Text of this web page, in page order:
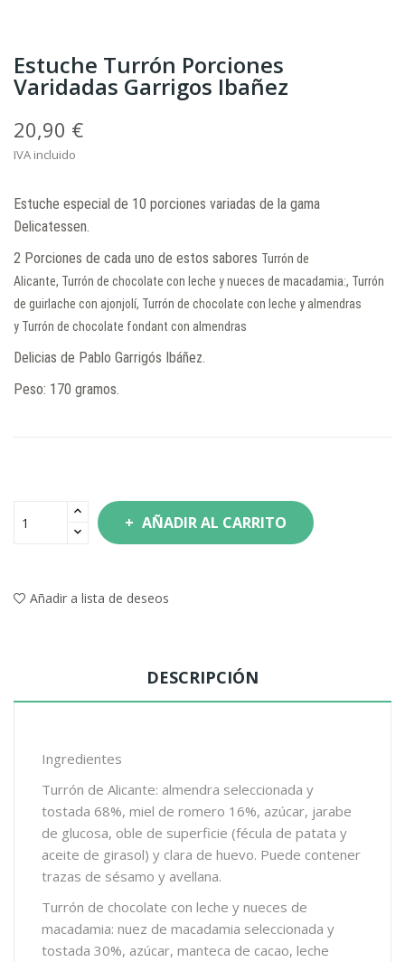
Estuche Turrón Porciones
Varidadas Garrigos Ibañez
20,90 €
IVA incluido
Estuche especial de 10 porciones variadas de la gama
Delicatessen.
2 Porciones de cada uno de estos sabores Turrón de
Alicante, Turrón de chocolate con leche y nueces de macadamia:, Turrón
de guirlache con ajonjolí, Turrón de chocolate con leche y almendras
y Turrón de chocolate fondant con almendras
Delicias de Pablo Garrigós Ibáñez.
Peso: 170 gramos.
AÑADIR AL CARRITO
Añadir a lista de deseos
DESCRIPCIÓN
Ingredientes
Turrón de Alicante: almendra seleccionada y
tostada 68%, miel de romero 16%, azúcar, jarabe
de glucosa, oble de superficie (fécula de patata y
aceite de girasol) y clara de huevo. Puede contener
trazas de sésamo y avellana.
Turrón de chocolate con leche y nueces de
macadamia: nuez de macadamia seleccionada y
tostada 30%, azúcar, manteca de cacao, leche